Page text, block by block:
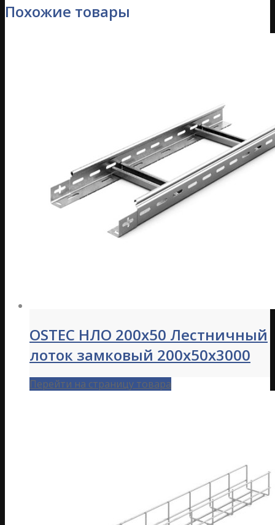
Похожие товары
OSTEC НЛО 200х50 Лестничный
лоток замковый 200х50х3000
Перейти на страницу товара